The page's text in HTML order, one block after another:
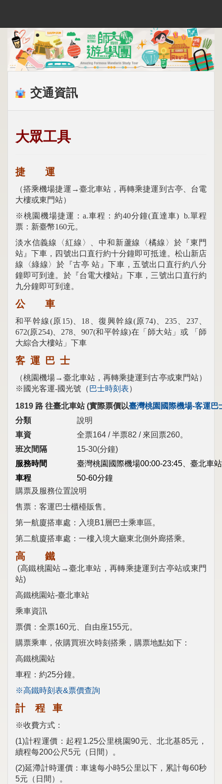
交通資訊
大眾工具
捷 運
（搭乘機場捷運→臺北車站，再轉乘捷運到古亭、台電
大樓或東門站）
※桃園機場捷運：a.車程：約40分鐘(直達車) b.單程
票：新臺幣160元。
淡水信義線〈紅線〉、中和新蘆線〈橘線〉於『東門
站』下車，四號出口直行約十分鐘即可抵達。 松山新店
線〈綠線〉於『古亭 站』下車，五號出口直行約八分
鐘即可到達。於『台電大樓站』下車，三號出口直行約
九分鐘即可到達。
公 車
和平幹線(原15)、18、復興幹線(原74)、235、237、
672(原254)、278、907(和平幹線)在「師大站」或 「師
大綜合大樓站」下車
客 運 巴 士
（桃園機場→臺北車站，再轉乘捷運到古亭或東門站）
※ 國光客運-國光號 （ 巴士時刻表）
1819 路 往臺北車站 (實際票價以臺灣桃園國際機場-客運巴
分類
說明
車資
全票164 / 半票82 / 來回票260。
班次間隔
15-30(分鐘)
服務時間
臺灣桃園國際機場00:00-23:45、臺北車
車程
50-60分鐘
購票及服務位置說明
售票：客運巴士櫃檯販售。
第一航廈搭車處：入境B1層巴士乘車區。
第二航廈搭車處：一樓入境大廳東北側外廊搭乘。
高 鐵
(高鐵桃園站→臺北車站，再轉乘捷運到古亭站或東門
站)
高鐵桃園站-臺北車站
乘車資訊
票價：全票160元、自由座155元。
購票乘車，依購買班次時刻搭乘，購票地點如下：
高鐵桃園站
車程：約25分鐘。
※高鐵時刻表&票價查詢
計 程 車
※收費方式：
(1)計程運價：起程1.25公里桃園90元、北北基85元，
續程每200公尺5元（日間）。
(2)延滯計時運價：車速每小時5公里以下，累計每60秒
5元（日間）。